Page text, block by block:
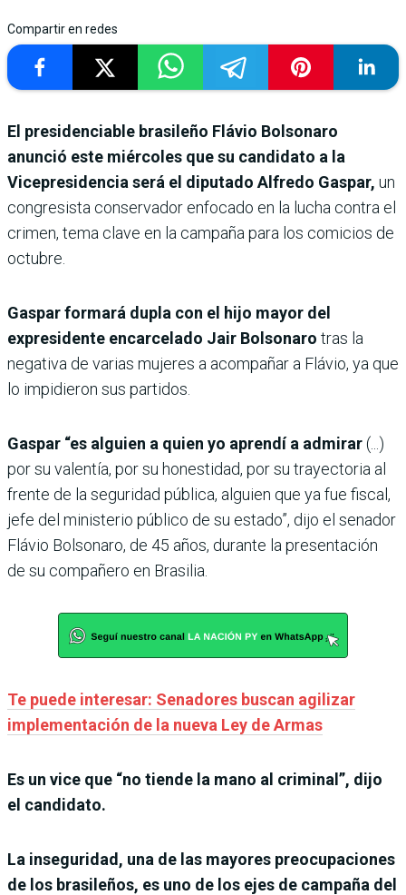
Compartir en redes
El presidenciable brasileño Flávio Bolsonaro
anunció este miércoles que su candidato a la
Vicepresidencia será el diputado Alfredo Gaspar, un
congresista conservador enfocado en la lucha contra el
crimen, tema clave en la campaña para los comicios de
octubre.
Gaspar formará dupla con el hijo mayor del
expresidente encarcelado Jair Bolsonaro tras la
negativa de varias mujeres a acompañar a Flávio, ya que
lo impidieron sus partidos.
Gaspar “es alguien a quien yo aprendí a admirar(...)
por su valentía, por su honestidad, por su trayectoria al
frente de la seguridad pública, alguien que ya fue fiscal,
jefe del ministerio público de su estado”, dijo el senador
Flávio Bolsonaro, de 45 años, durante la presentación
de su compañero en Brasilia.
Te puede interesar: Senadores buscan agilizar
implementación de la nueva Ley de Armas
Es un vice que “no tiende la mano al criminal”, dijo
el candidato.
La inseguridad, una de las mayores preocupaciones
de los brasileños, es uno de los ejes de campaña del